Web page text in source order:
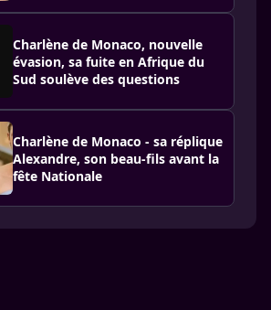
Charlène de Monaco, nouvelle
évasion, sa fuite en Afrique du
Sud soulève des questions
Charlène de Monaco - sa réplique
Alexandre, son beau-fils avant la
fête Nationale